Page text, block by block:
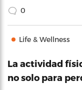
0
Life & Wellness
La actividad
no solo para